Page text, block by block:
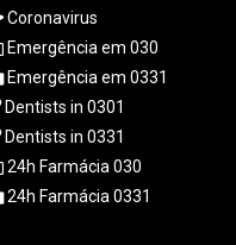
23848.391029
STN 24.505606
SVC 10.10031
SZL 18.813304
THB 38.130617
TJS 10.64899
Coronavirus
Emergência em 030
Emergência em 0331
Dentists in 0301
Dentists in 0331
24h Farmácia 030
24h Farmácia 0331